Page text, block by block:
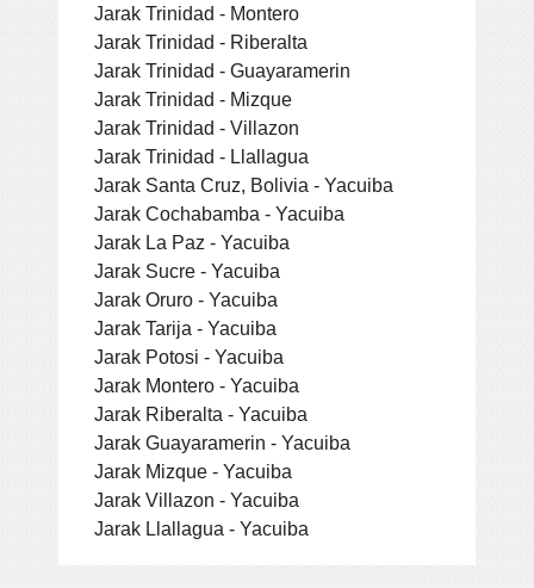
Jarak Trinidad - Montero
Jarak Trinidad - Riberalta
Jarak Trinidad - Guayaramerin
Jarak Trinidad - Mizque
Jarak Trinidad - Villazon
Jarak Trinidad - Llallagua
Jarak Santa Cruz, Bolivia - Yacuiba
Jarak Cochabamba - Yacuiba
Jarak La Paz - Yacuiba
Jarak Sucre - Yacuiba
Jarak Oruro - Yacuiba
Jarak Tarija - Yacuiba
Jarak Potosi - Yacuiba
Jarak Montero - Yacuiba
Jarak Riberalta - Yacuiba
Jarak Guayaramerin - Yacuiba
Jarak Mizque - Yacuiba
Jarak Villazon - Yacuiba
Jarak Llallagua - Yacuiba